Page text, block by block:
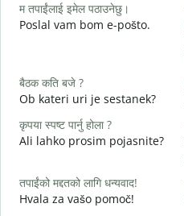
म तपाईंलाई इमेल पठाउनेछु।
Poslal vam bom e-pošto.
बैठक कति बजे ?
Ob kateri uri je sestanek?
कृपया स्पष्ट पार्नु होला ?
Ali lahko prosim pojasnite?
तपाईंको मद्दतको लागि धन्यवाद!
Hvala za vašo pomoč!